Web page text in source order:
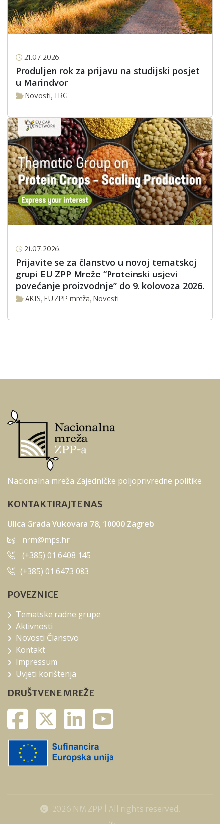
21.07.2026.
Produljen rok za prijavu na studijski posjet
u Marindvor
Novosti, TRG
21.07.2026.
Prijavite se za članstvo u novoj tematskoj
grupi EU ZPP Mreže “Proteinski usjevi –
povećanje proizvodnje” do 9. kolovoza 2026.
AKIS, EU ZPP mreža, Novosti
Nacionalna mreža Zajedničke poljoprivredne politike
KONTAKTIRAJTE NAS
Ulica Grada Vukovara 78, 10000 Zagreb
nrm@mps.hr
(+385) 01 6408 145
(+385) 01 6473 083
POVEZNICE
Tematske radne grupe
Aktivnosti
Novosti Članstvo
Kontakt
Impressum
Uvjeti korištenja
DRUŠTVENE MREŽE
2026 NM ZPP | All rights reserved.